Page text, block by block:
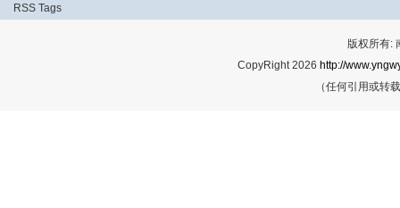
RSS Tags
版权所有:
CopyRight 2026 http://
（任何引用或转